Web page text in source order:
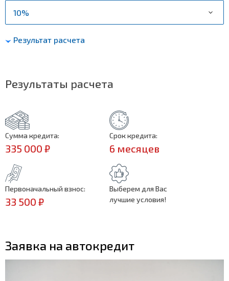
Результат расчета
Результаты расчета
Сумма кредита:
335 000 ₽
Срок кредита:
6 месяцев
Первоначальный взнос:
33 500 ₽
Выберем для Вас
лучшие условия!
Заявка на автокредит